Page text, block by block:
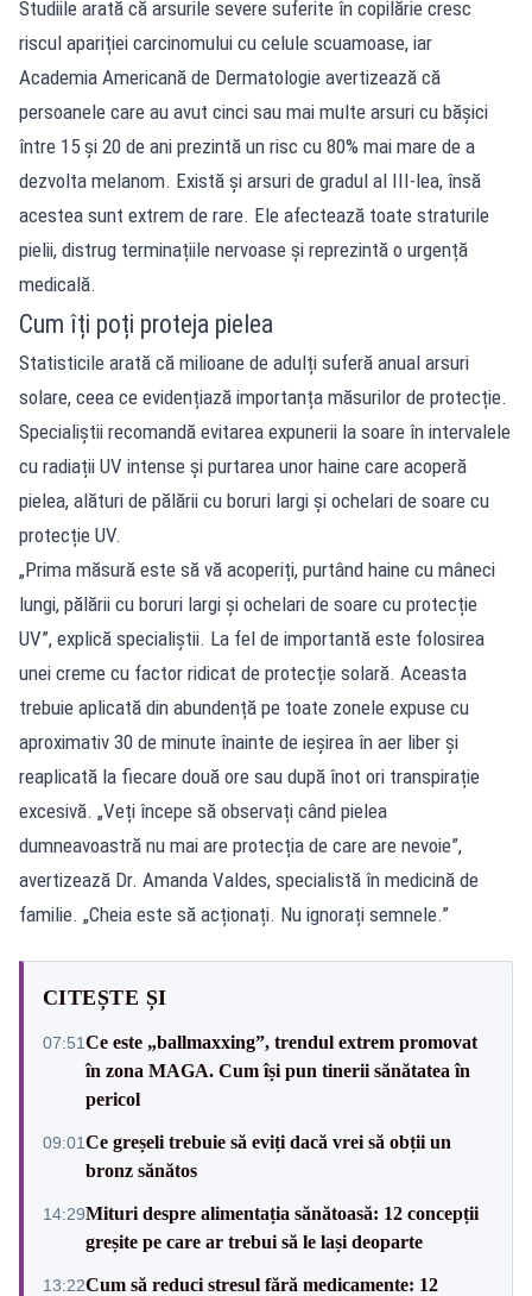
Studiile arată că arsurile severe suferite în copilărie cresc
riscul apariției carcinomului cu celule scuamoase, iar
Academia Americană de Dermatologie avertizează că
persoanele care au avut cinci sau mai multe arsuri cu bășici
între 15 și 20 de ani prezintă un risc cu 80% mai mare de a
dezvolta melanom. Există și arsuri de gradul al III-lea, însă
acestea sunt extrem de rare. Ele afectează toate straturile
pielii, distrug terminațiile nervoase și reprezintă o urgență
medicală.
Cum îți poți proteja pielea
Statisticile arată că milioane de adulți suferă anual arsuri
solare, ceea ce evidențiază importanța măsurilor de protecție.
Specialiștii recomandă evitarea expunerii la soare în intervalele
cu radiații UV intense și purtarea unor haine care acoperă
pielea, alături de pălării cu boruri largi și ochelari de soare cu
protecție UV.
„Prima măsură este să vă acoperiți, purtând haine cu mâneci
lungi, pălării cu boruri largi și ochelari de soare cu protecție
UV”, explică specialiștii. La fel de importantă este folosirea
unei creme cu factor ridicat de protecție solară. Aceasta
trebuie aplicată din abundență pe toate zonele expuse cu
aproximativ 30 de minute înainte de ieșirea în aer liber și
reaplicată la fiecare două ore sau după înot ori transpirație
excesivă. „Veți începe să observați când pielea
dumneavoastră nu mai are protecția de care are nevoie”,
avertizează Dr. Amanda Valdes, specialistă în medicină de
familie. „Cheia este să acționați. Nu ignorați semnele.”
CITEȘTE ȘI
07:51Ce este „ballmaxxing”, trendul extrem promovat
în zona MAGA. Cum își pun tinerii sănătatea în
pericol
09:01Ce greșeli trebuie să eviți dacă vrei să obții un
bronz sănătos
14:29Mituri despre alimentația sănătoasă: 12 concepții
greșite pe care ar trebui să le lași deoparte
13:22Cum să reduci stresul fără medicamente: 12